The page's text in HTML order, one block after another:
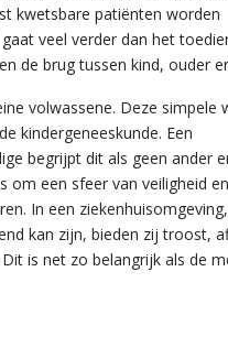
kwetsbare patiënten worden
veel verder dan het
de brug tussen kind, ouder
volwassene. Deze simpele
kindergeneeskunde. Een
begrijpt dit als geen ander
om een sfeer van veiligheid en
In een
kan zijn, bieden zij troost,
is net zo belangrijk als de